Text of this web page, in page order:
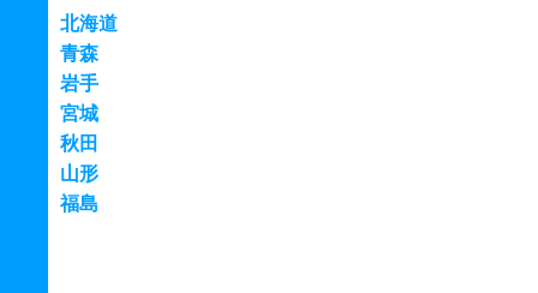
北海道
青森
岩手
宮城
秋田
山形
福島